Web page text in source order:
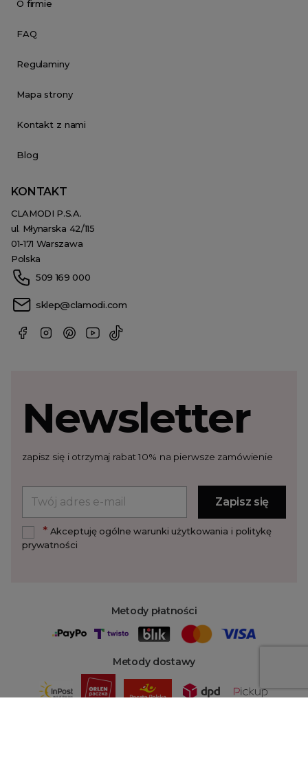
O firmie
FAQ
Regulaminy
Mapa strony
Kontakt z nami
Blog
KONTAKT
CLAMODI P.S.A.
ul. Młynarska 42/115
01-171 Warszawa
Polska
509 169 000
sklep@clamodi.com
Metody płatności
Metody dostawy
Newsletter
zapisz się i otrzymaj rabat 10% na pierwsze zamówienie
*Akceptuję ogólne warunki użytkowania i politykę
prywatności